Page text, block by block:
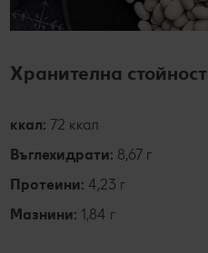
Хранителна стойност
ккал: 72 ккал
Въглехидрати: 8,67 г
Протеини: 4,23 г
Мазнини: 1,84 г